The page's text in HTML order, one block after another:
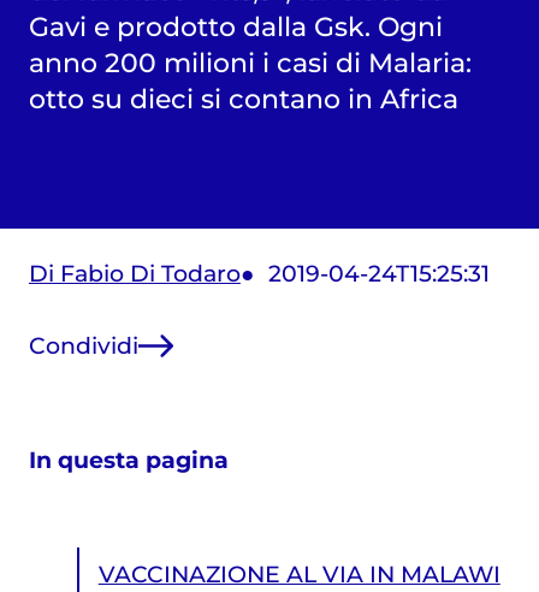
Gavi e prodotto dalla Gsk. Ogni
anno 200 milioni i casi di Malaria:
otto su dieci si contano in Africa
Di Fabio Di Todaro 2019-04-24T15:25:31
Condividi
In questa pagina
VACCINAZIONE AL VIA IN MALAWI